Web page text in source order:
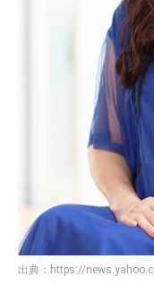
出典： https://